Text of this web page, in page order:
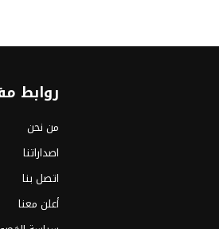
روابط
من نحن
اصداراتنا
اتصل بنا
أعلن معنا